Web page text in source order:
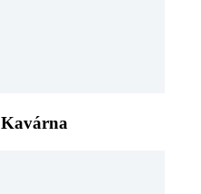
Kavárna